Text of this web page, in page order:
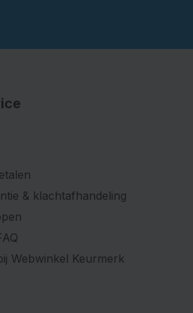
& klachtafhandeling
Webwinkel Keurmerk